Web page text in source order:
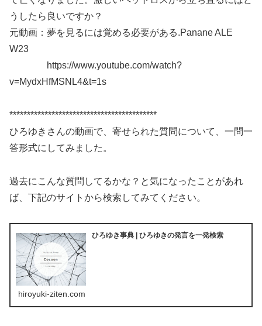
うしたら良いですか？
元動画：夢を見るには覚める必要がある.Panane ALE
W23
https://www.youtube.com/watch?
v=MydxHfMSNL4&t=1s
******************************************
ひろゆきさんの動画で、寄せられた質問について、一問一
答形式にしてみました。
過去にこんな質問してるかな？と気になったことがあれ
ば、下記のサイトから検索してみてください。
ひろゆき事典 | ひろゆきの発言を一発検索
hiroyuki-ziten.com